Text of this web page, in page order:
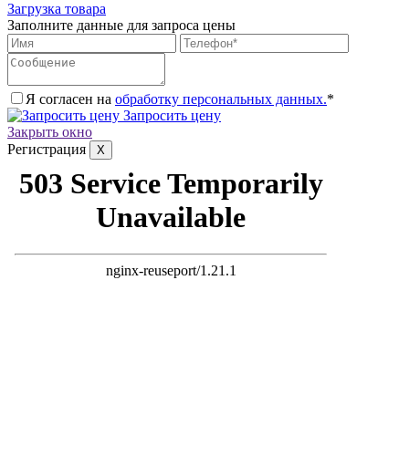
Загрузка товара
Заполните данные для запроса цены
Я согласен на обработку персональных данных.*
Запросить цену
Закрыть окно
Регистрация
X